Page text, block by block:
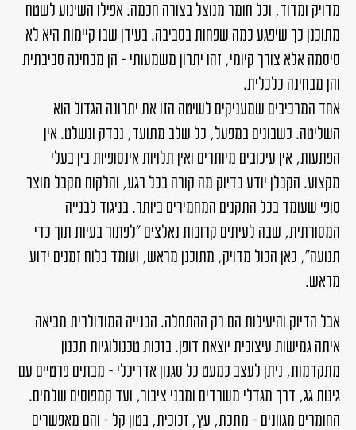
מדויק ומדוד, וכל חומר מנוצל בצורה חכמה. אפילו השינוע לשטח
מתוכנן כך שיפגע כמה שפחות בסביבה. בעידן שבו קיימות היא לא
סיסמה אלא צורך קיומי, זהו יתרון משמעותי – הן מבחינה סביבתית
והן מבחינה כלכלית.
אחד המרכיבים שמעניקים לשיטה הזו את יתרונה הגדול הוא
השליטה. כשבונים במפעל, כל שלב מתועד, נבדק ונשלט. אין
הפתעות, אין עיכובים מיותרים ואין תלויות אינסופיות בין בעלי
מקצוע. הקבלן יודע בדיוק מה קורה בכל רגע, והלקוח מקבל מוצר
סופי שעומד בכל התקנים המחמירים ביותר. בניגוד לבנייה
המסורתית, שבה לעיתים קרובות נאלצים "לפתור בעיות תוך כדי
תנועה", כאן הכול מדויק, מתוכנן מראש, ועומד בלוח זמנים ידוע
מראש.
אבל הדיוק והיעילות הם רק ההתחלה. הבנייה המודולרית מביאה
איתה גמישות עיצובית יוצאת דופן. בזכות טכנולוגיות תכנון
מתקדמות, ניתן לעצב כמעט כל סגנון אדריכלי – מבתים פרטיים עם
גינות גג, דרך מגדלי משרדים ומבני ציבור, ועד קמפוסים שלמים.
החומרים מגוונים – מתכת, עץ, זכוכית, בטון קל – והם מאפשרים